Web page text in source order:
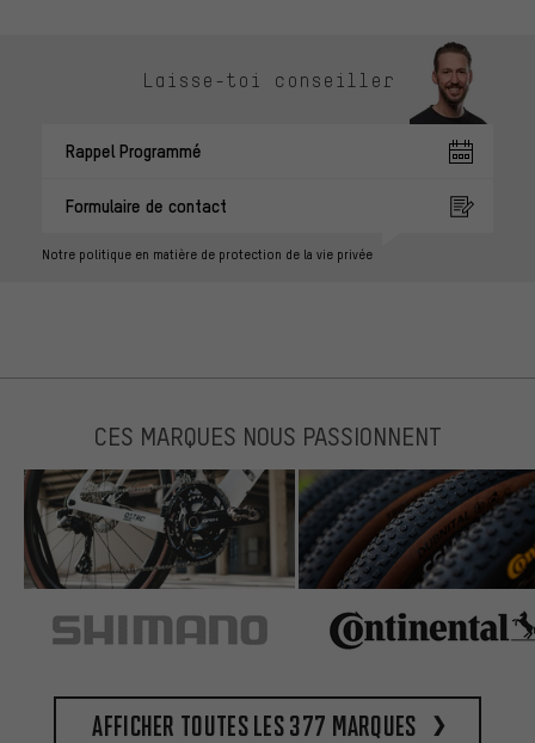
Laisse-toi conseiller
Rappel Programmé
Formulaire de contact
Notre politique en matière de protection de la vie privée
CES MARQUES NOUS PASSIONNENT
Afficher toutes les 377 marques